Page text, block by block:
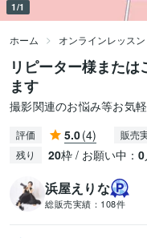
1/1
ホーム オンラインレッス
リピーター様また
ます
撮影関連のお悩み等お気
評価 5.0(4) 販売
残り 20枠 / お願い中： 0
浜屋えりな
総販売実績： 108件